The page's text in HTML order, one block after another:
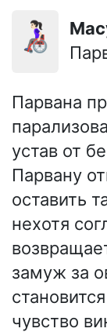
👩🏻‍🦽
Парвана
устав от
Парвану
оставить
нехотя
замуж за
чувство